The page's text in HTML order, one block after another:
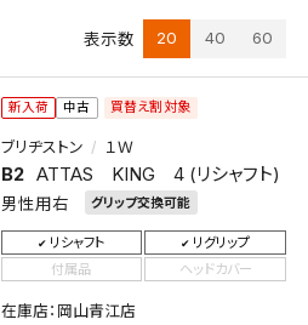
表示数 20 40 60
新入荷 中古 買替え割対象
ブリヂストン １Ｗ
B2 ATTAS KING 4 (リシャフト)
男性用右 グリップ交換可能
リシャフト
リグリップ
付属品
ヘッドカバー
在庫店：岡山青江店